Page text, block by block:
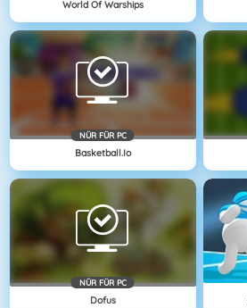
World Of Warships
NÜR FÜR PC
Basketball.io
NÜR FÜR PC
Dofus